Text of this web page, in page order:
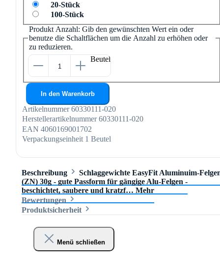
20-Stück
100-Stück
Produkt Anzahl: Gib den gewünschten Wert ein oder
benutze die Schaltflächen um die Anzahl zu erhöhen oder
zu reduzieren.
Beutel
In den Warenkorb
Artikelnummer 60330111-020
Herstellerartikelnummer 60330111-020
EAN 4060169001702
Verpackungseinheit 1 Beutel
Beschreibung
Schlaggewichte EasyFit Aluminuim-
(ZN) 30g - gute Passform für gängige Alu-Felgen -
beschichtet, saubere und kratzf… Mehr
Bewertungen
Produktsicherheit
Menü schließen